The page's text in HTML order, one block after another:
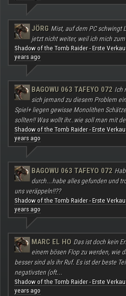
JÖRG Mist, auf dem PC schwingt
jetzt nicht weiter, weil ich mich
Shadow of the Tomb Raider - Erste
years ago
BAGOWU 063 TAFEYO 072 Ich
sich jemand zu diesem Problem
Spiel+ liegen gewisse Monolithen
sollten!! Was wollt ihr..wie soll man mit
Shadow of the Tomb Raider - Erste
years ago
BAGOWU 063 TAFEYO 072
durch...habe alles gefunden und
uns veräppeln!!??
Shadow of the Tomb Raider - Erste
years ago
MARC EL HO Das ist doch kein
einem bösen Flop zu werden, wie
besser sind als ihr Ruf. Es ist der beste
negativsten (oft...
Shadow of the Tomb Raider - Erste
years ago